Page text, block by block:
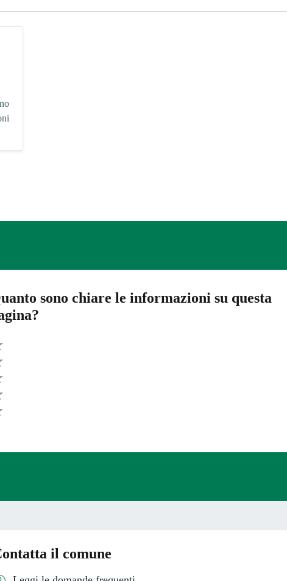
sono chiare le informazioni su questa
5 stelle su 5
4 stelle su 5
3 stelle su 5
2 stelle su 5
il comune